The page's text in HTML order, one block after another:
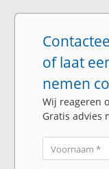
of laat
nemen
Wij reageren
Gratis advies